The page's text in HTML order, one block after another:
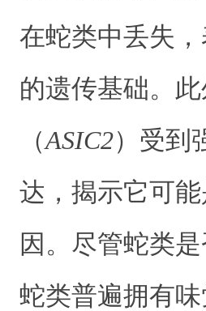
在蛇类中丢失
的遗传基础。
（ASIC2）受到
达，揭示它可
因。尽管蛇类
蛇类普遍拥有